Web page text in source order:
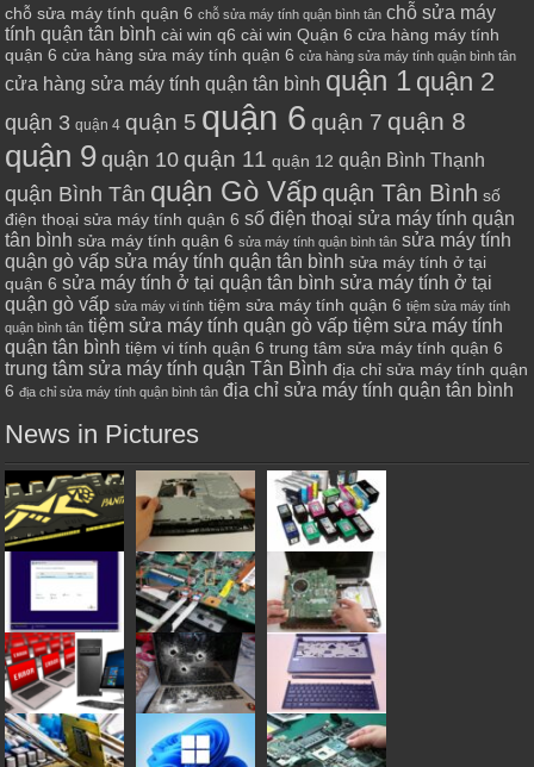
chỗ sửa máy tính quận 6 chỗ sửa máy tính quận bình tân chỗ sửa máy
tính quận tân bình cài win q6 cài win Quận 6 cửa hàng máy tính
quận 6 cửa hàng sửa máy tính quận 6 cửa hàng sửa máy tính quận bình tân
cửa hàng sửa máy tính quận tân bình quận 1 quận 2
quận 3 quận 4 quận 5 quận 6 quận 7 quận 8
quận 9 quận 10 quận 11 quận 12 quận Bình Thạnh
quận Bình Tân quận Gò Vấp quận Tân Bình số
điện thoại sửa máy tính quận 6 số điện thoại sửa máy tính quận
tân bình sửa máy tính quận 6 sửa máy tính quận bình tân sửa máy tính
quận gò vấp sửa máy tính quận tân bình sửa máy tính ở tại
quận 6 sửa máy tính ở tại quận tân bình sửa máy tính ở tại
quận gò vấp sửa máy vi tính tiệm sửa máy tính quận 6 tiệm sửa máy tính
quận bình tân tiệm sửa máy tính quận gò vấp tiệm sửa máy tính
quận tân bình tiệm vi tính quận 6 trung tâm sửa máy tính quận 6
trung tâm sửa máy tính quận Tân Bình địa chỉ sửa máy tính quận
6 địa chỉ sửa máy tính quận bình tân địa chỉ sửa máy tính quận tân bình
News in Pictures